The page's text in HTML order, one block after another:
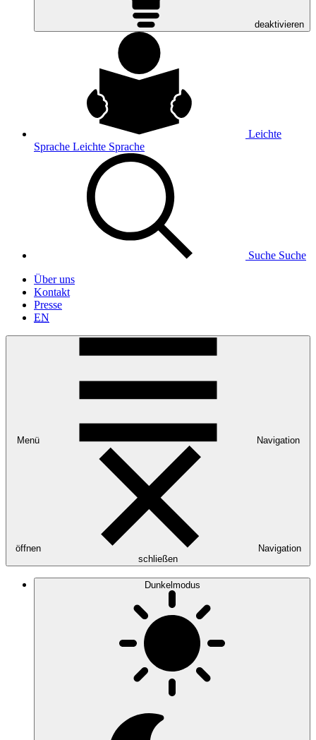
deaktivieren
Leichte
Sprache Leichte Sprache
Suche Suche
Über uns
Kontakt
Presse
EN
Menü Navigation
öffnen
Navigation
schließen
Dunkelmodus